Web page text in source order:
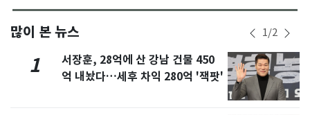
많이 본 뉴스 1/2
1
서장훈, 28억에 산 강남 건물 450
억 내놨다…세후 차익 280억 '잭팟'